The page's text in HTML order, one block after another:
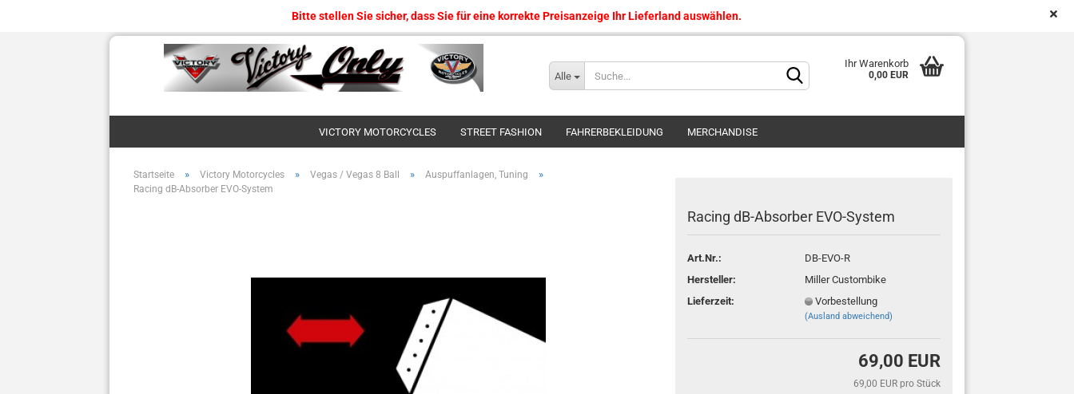
Sprache auswählen
Alle
Ihr Warenkorb
0,00 EUR
Bitte stellen Sie sicher, dass Sie für eine korrekte Preisanzeige Ihr Lieferland auswählen.
VICTORY MOTORCYCLES STREET FASHION FAHRERBEKLEIDUNG MERCHANDISE
Startseite » Victory Motorcycles » Vegas / Vegas 8 Ball » Auspuffanlagen, Tuning »
Racing dB-Absorber EVO-System
Racing dB-Absorber EVO-System
Art.Nr.:
DB-EVO-R
Hersteller:
Miller Custombike
Lieferzeit:
Vorbestellung
(Ausland abweichend)
69,00 EUR
69,00 EUR pro Stück